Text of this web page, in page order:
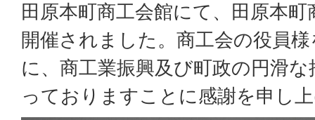
田原本町商工会館にて、田原本
開催されました。商工会の役員
に、商工業振興及び町政の円滑
っておりますことに感謝を申し